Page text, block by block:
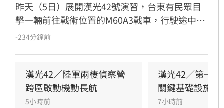
昨天（5日）展開漢光42號演習，台東有民眾目
擊一輛前往戰術位置的M60A3戰車，行駛途中駕
駛逃生門竟意外脫落，畫面曝光後引發網路熱
-234分鐘前
漢光42／陸軍兩棲偵察營
跨區啟動機動長航
5小時前
漢光42／第一
關鍵基礎設施防
7小時前